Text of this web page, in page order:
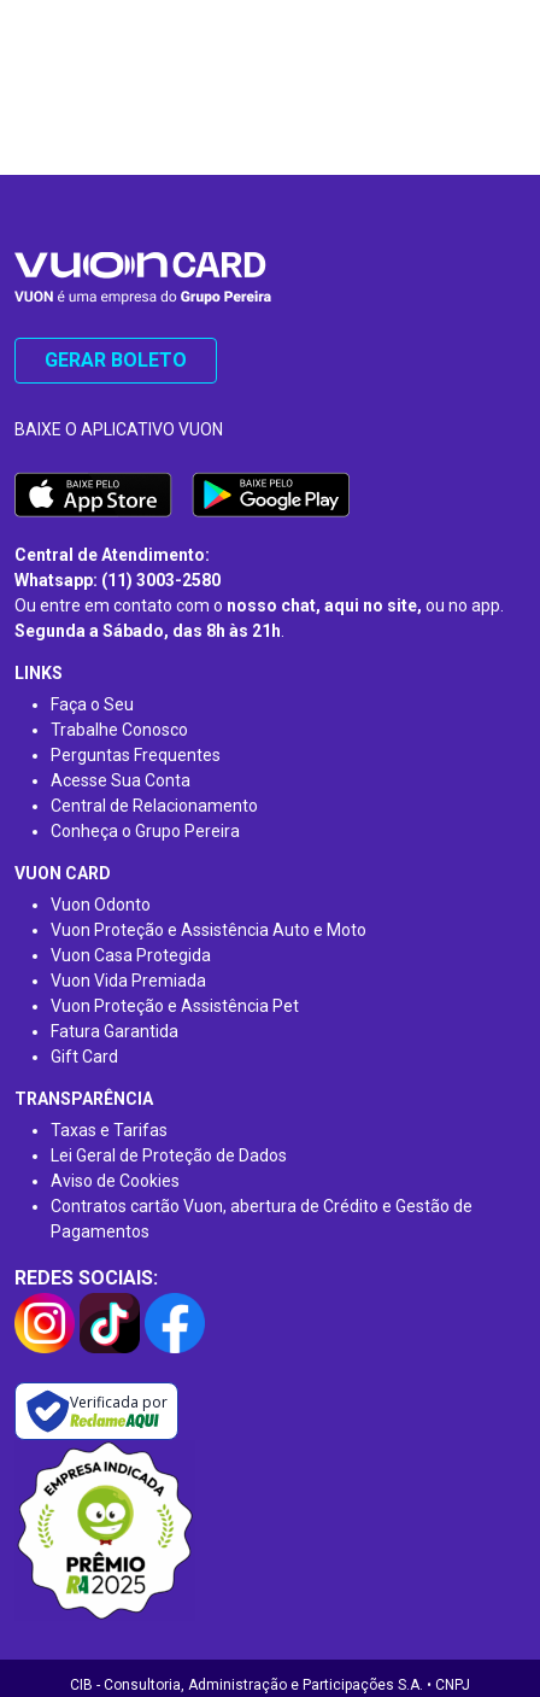
GERAR BOLETO
BAIXE O APLICATIVO VUON
Central de Atendimento:
Whatsapp: (11) 3003-2580
Ou entre em contato com o nosso chat, aqui no site, ou no app.
Segunda a Sábado, das 8h às 21h.
LINKS
Faça o Seu
Trabalhe Conosco
Perguntas Frequentes
Acesse Sua Conta
Central de Relacionamento
Conheça o Grupo Pereira
VUON CARD
Vuon Odonto
Vuon Proteção e Assistência Auto e Moto
Vuon Casa Protegida
Vuon Vida Premiada
Vuon Proteção e Assistência Pet
Fatura Garantida
Gift Card
TRANSPARÊNCIA
Taxas e Tarifas
Lei Geral de Proteção de Dados
Aviso de Cookies
Contratos cartão Vuon, abertura de Crédito e Gestão de
Pagamentos
REDES SOCIAIS:
Verificada por
CIB - Consultoria, Administração e Participações S.A. • CNPJ